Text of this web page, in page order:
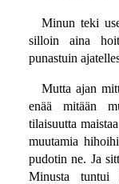
Minun teki
silloin aina
punastuin
Mutta ajan
enää mitään
tilaisuutta
muutamia
pudotin ne. Ja
Minusta tuntui